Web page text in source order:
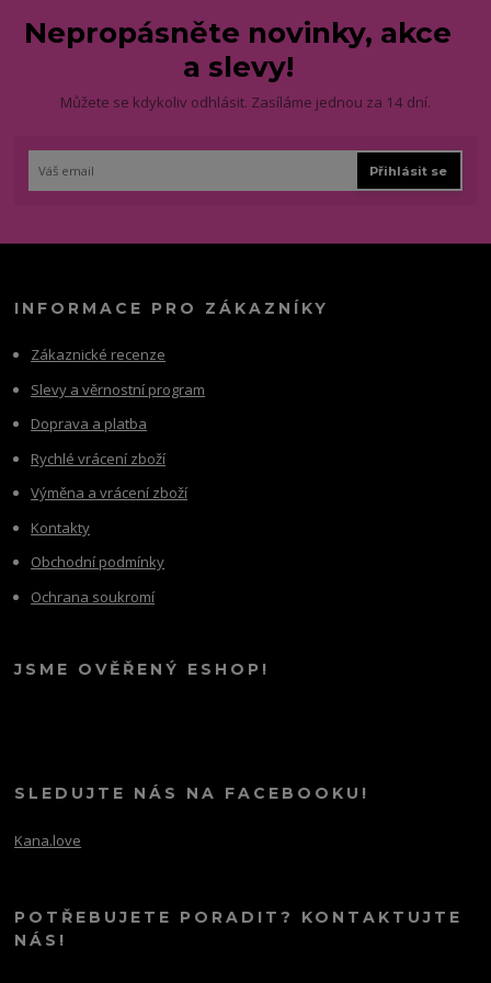
Nepropásněte novinky, akce
a slevy!
Můžete se kdykoliv odhlásit. Zasíláme jednou za 14 dní.
Přihlásit se
INFORMACE PRO ZÁKAZNÍKY
Zákaznické recenze
Slevy a věrnostní program
Doprava a platba
Rychlé vrácení zboží
Výměna a vrácení zboží
Kontakty
Obchodní podmínky
Ochrana soukromí
JSME OVĚŘENÝ ESHOP!
SLEDUJTE NÁS NA FACEBOOKU!
Kana.love
POTŘEBUJETE PORADIT? KONTAKTUJTE
NÁS!